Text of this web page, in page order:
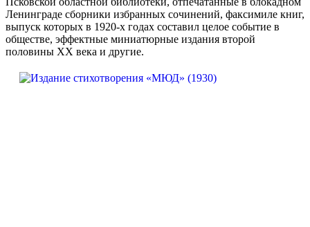
Ленинграде сборники избранных сочинений, факсимиле книг,
выпуск которых в 1920-х годах составил целое событие в
обществе, эффектные миниатюрные издания второй
половины XX века и другие.